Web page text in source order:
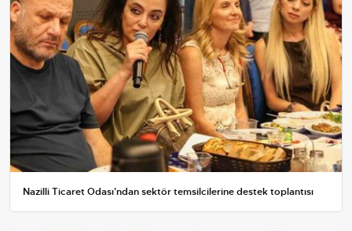
Nazilli Ticaret Odası'ndan sektör temsilcilerine destek toplantısı